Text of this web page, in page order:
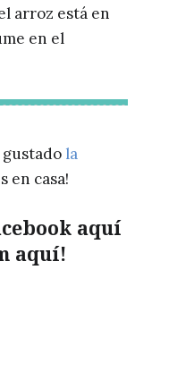
arroz está en
en el
gustado la
en casa!
aquí
aquí!